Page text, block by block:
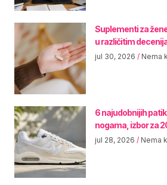
Suplementi za
u različitim
jul 30, 2026 Nema
6 najudobnijih
nogama, izbor za
jul 28, 2026 Nema